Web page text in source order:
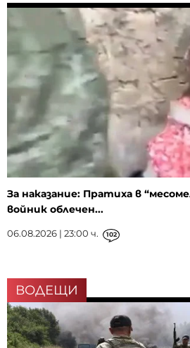
За наказание: Пратиха в
войник облечен...
06.08.2026 | 23:00 ч. 102
ВОДЕЩИ